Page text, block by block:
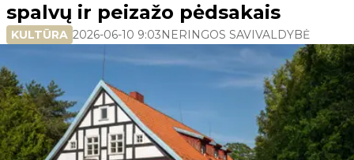
spalvų ir peizažo pėdsakais
KULTŪRA 2026-06-10 9:03NERINGOS SAVIVALDYBĖ